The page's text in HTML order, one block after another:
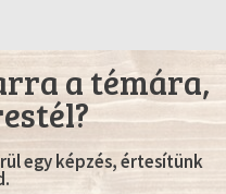
a témára,
egy képzés, értesítünk